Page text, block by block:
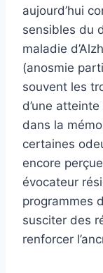
aujourd’hui
sensibles du
maladie
(anosmie
souvent les
d’une
dans la
certaines
encore
évocateur
programmes
susciter des
renforcer